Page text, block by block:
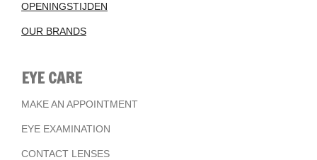
OPENINGSTIJDEN
OUR BRANDS
EYE CARE
MAKE AN APPOINTMENT
EYE EXAMINATION
CONTACT LENSES